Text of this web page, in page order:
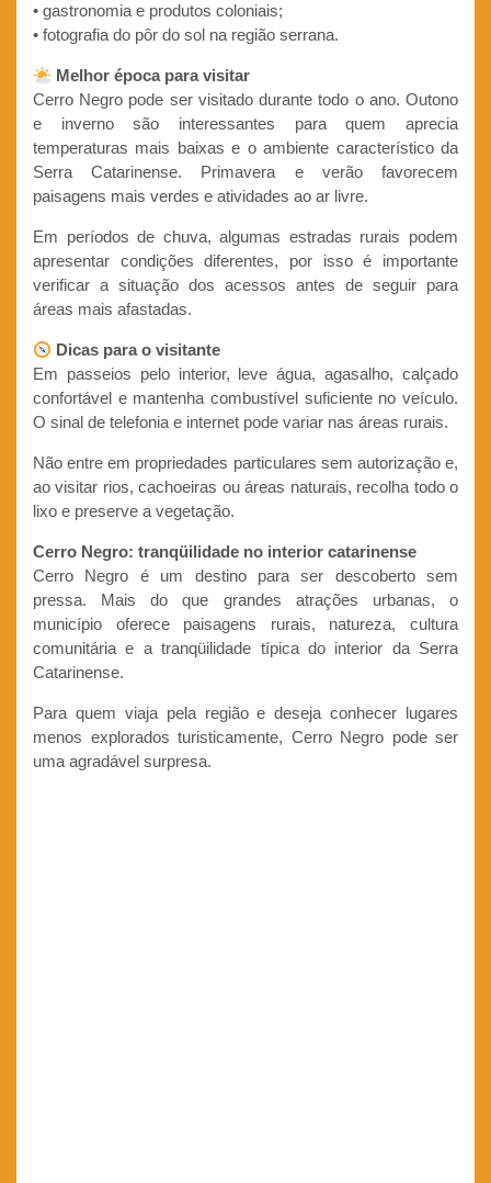
• gastronomia e produtos coloniais;
• fotografia do pôr do sol na região serrana.
Melhor época para visitar
Cerro Negro pode ser visitado durante todo o ano. Outono
e inverno são interessantes para quem aprecia
temperaturas mais baixas e o ambiente característico da
Serra Catarinense. Primavera e verão favorecem
paisagens mais verdes e atividades ao ar livre.
Em períodos de chuva, algumas estradas rurais podem
apresentar condições diferentes, por isso é importante
verificar a situação dos acessos antes de seguir para
áreas mais afastadas.
Dicas para o visitante
Em passeios pelo interior, leve água, agasalho, calçado
confortável e mantenha combustível suficiente no veículo.
O sinal de telefonia e internet pode variar nas áreas rurais.
Não entre em propriedades particulares sem autorização e,
ao visitar rios, cachoeiras ou áreas naturais, recolha todo o
lixo e preserve a vegetação.
Cerro Negro: tranqüilidade no interior catarinense
Cerro Negro é um destino para ser descoberto sem
pressa. Mais do que grandes atrações urbanas, o
município oferece paisagens rurais, natureza, cultura
comunitária e a tranqüilidade típica do interior da Serra
Catarinense.
Para quem viaja pela região e deseja conhecer lugares
menos explorados turisticamente, Cerro Negro pode ser
uma agradável surpresa.